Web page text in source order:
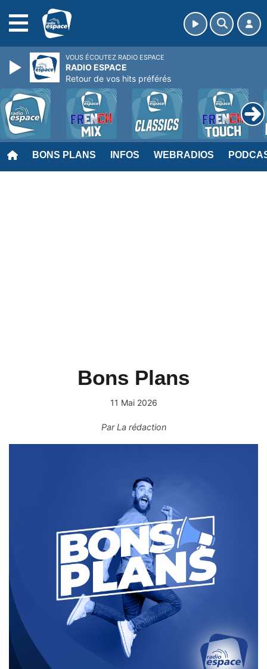
BONS PLANS INFOS WEBRADIOS
Bons Plans
11 Mai 2026
ParLa rédaction
VOUS ÉCOUTEZ RADIO ESPACE
RADIO ESPACE
Retour de vos hits préférés